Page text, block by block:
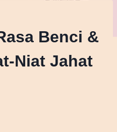
Benci &
Niat Jahat